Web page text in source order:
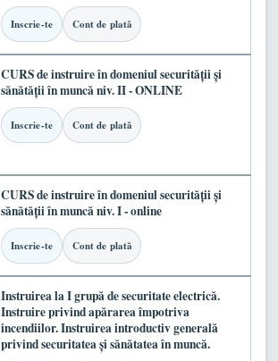
Inscrie-te Cont de plată
CURS de instruire în domeniul securității și
sănătății în muncă niv. II - ONLINE
Inscrie-te Cont de plată
CURS de instruire în domeniul securității și
sănătății în muncă niv. I - online
Inscrie-te Cont de plată
Instruirea la I grupă de securitate electrică.
Instruire privind apărarea împotriva
incendiilor. Instruirea introductiv generală
privind securitatea și sănătatea în muncă.